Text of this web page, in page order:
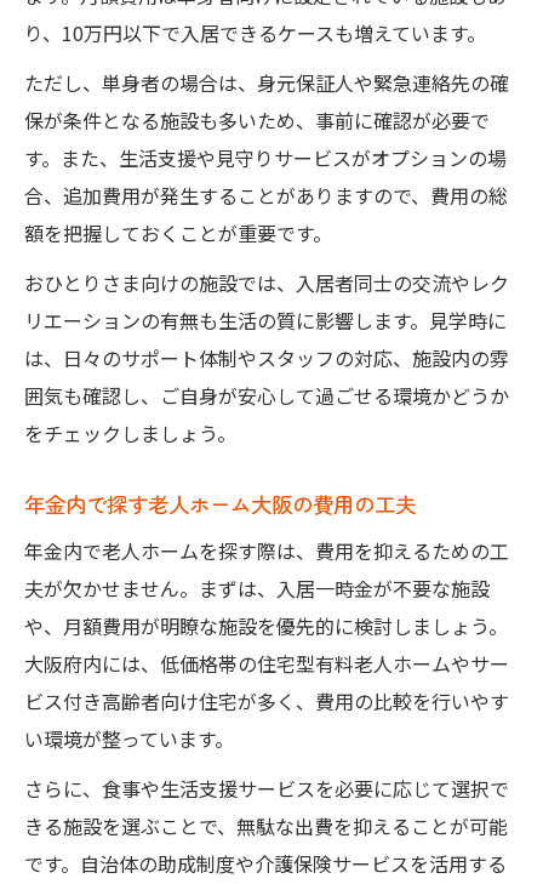
り、10万円以下で入居できるケースも増えています。
ただし、単身者の場合は、身元保証人や緊急連絡先の確
保が条件となる施設も多いため、事前に確認が必要で
す。また、生活支援や見守りサービスがオプションの場
合、追加費用が発生することがありますので、費用の総
額を把握しておくことが重要です。
おひとりさま向けの施設では、入居者同士の交流やレク
リエーションの有無も生活の質に影響します。見学時に
は、日々のサポート体制やスタッフの対応、施設内の雰
囲気も確認し、ご自身が安心して過ごせる環境かどうか
をチェックしましょう。
年金内で探す老人ホーム大阪の費用の工夫
年金内で老人ホームを探す際は、費用を抑えるための工
夫が欠かせません。まずは、入居一時金が不要な施設
や、月額費用が明瞭な施設を優先的に検討しましょう。
大阪府内には、低価格帯の住宅型有料老人ホームやサー
ビス付き高齢者向け住宅が多く、費用の比較を行いやす
い環境が整っています。
さらに、食事や生活支援サービスを必要に応じて選択で
きる施設を選ぶことで、無駄な出費を抑えることが可能
です。自治体の助成制度や介護保険サービスを活用する